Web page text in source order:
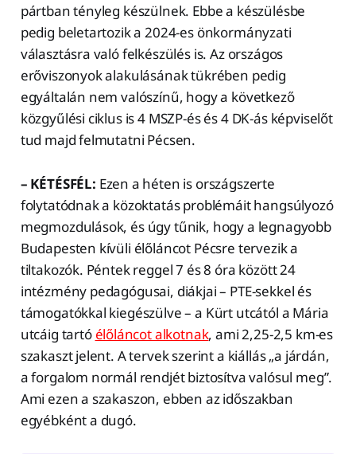
pártban tényleg készülnek. Ebbe a készülésbe
pedig beletartozik a 2024-es önkormányzati
választásra való felkészülés is. Az országos
erőviszonyok alakulásának tükrében pedig
egyáltalán nem valószínű, hogy a következő
közgyűlési ciklus is 4 MSZP-és és 4 DK-ás képviselőt
tud majd felmutatni Pécsen.
– KÉTÉSFÉL: Ezen a héten is országszerte
folytatódnak a közoktatás problémáit hangsúlyozó
megmozdulások, és úgy tűnik, hogy a legnagyobb
Budapesten kívüli élőláncot Pécsre tervezik a
tiltakozók. Péntek reggel 7 és 8 óra között 24
intézmény pedagógusai, diákjai – PTE-sekkel és
támogatókkal kiegészülve – a Kürt utcától a Mária
utcáig tartó élőláncot alkotnak, ami 2,25-2,5 km-es
szakaszt jelent. A tervek szerint a kiállás „a járdán,
a forgalom normál rendjét biztosítva valósul meg”.
Ami ezen a szakaszon, ebben az időszakban
egyébként a dugó.